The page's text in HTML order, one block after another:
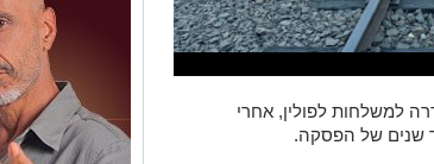
למשלחות לפולין, אחרי
שנים של הפסקה.